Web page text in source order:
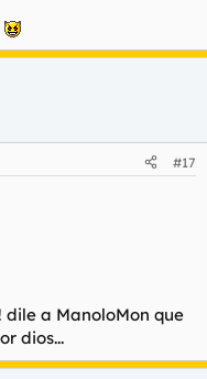
#17
dile a ManoloMon que
dios...